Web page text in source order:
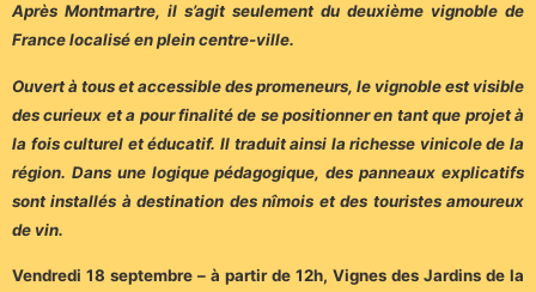
Après Montmartre, il s’agit seulement du deuxième vignoble de
France localisé en plein centre-ville.
Ouvert à tous et accessible des promeneurs, le vignoble est visible
des curieux et a pour finalité de se positionner en tant que projet à
la fois culturel et éducatif. Il traduit ainsi la richesse vinicole de la
région. Dans une logique pédagogique, des panneaux explicatifs
sont installés à destination des nîmois et des touristes amoureux
de vin.
Vendredi 18 septembre – à partir de 12h, Vignes des Jardins de la